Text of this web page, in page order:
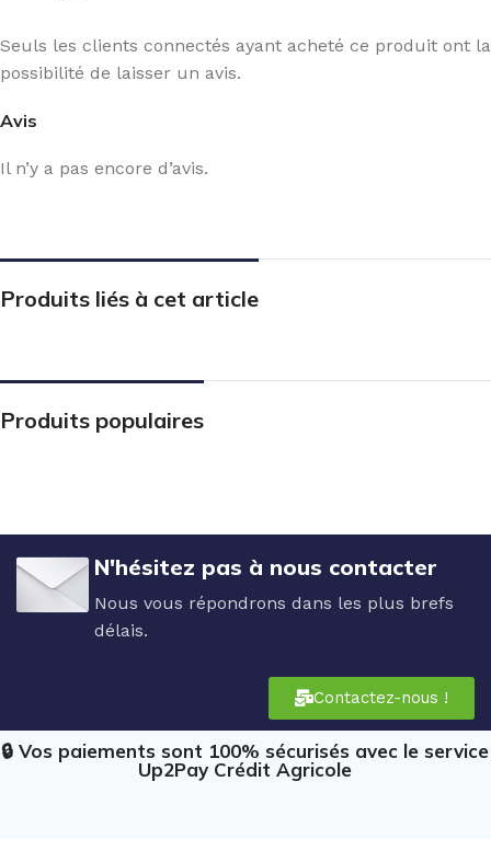
Avis
Il n’y a pas encore d’avis.
Seuls les clients connectés ayant acheté ce produit ont la
possibilité de laisser un avis.
Produits liés à cet article
Produits populaires
N'hésitez pas à nous contacter
Nous vous répondrons dans les plus brefs
délais.
Contactez-nous !
🔒 Vos paiements sont 100% sécurisés avec le service
Up2Pay Crédit Agricole